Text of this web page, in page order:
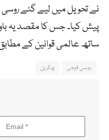
نے تحویل میں لیے گئے
پیش کیا۔ جس کا مقصد یہ
ساتھ عالمی قوانین کے مطابق
روسی فوجی یوکرین